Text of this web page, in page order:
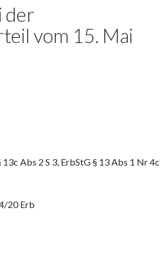
der
vom 15. Mai
Abs 2 S 3, ErbStG § 13 Abs 1 Nr 4c
20 Erb